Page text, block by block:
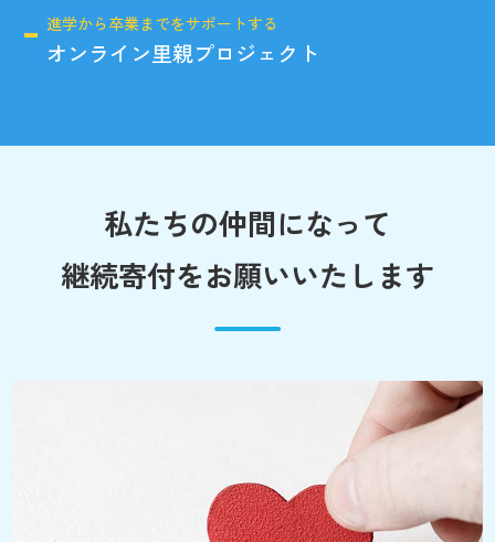
進学から卒業までをサポートする
オンライン里親プロジェクト
私たちの仲間になって
継続寄付をお願いいたします